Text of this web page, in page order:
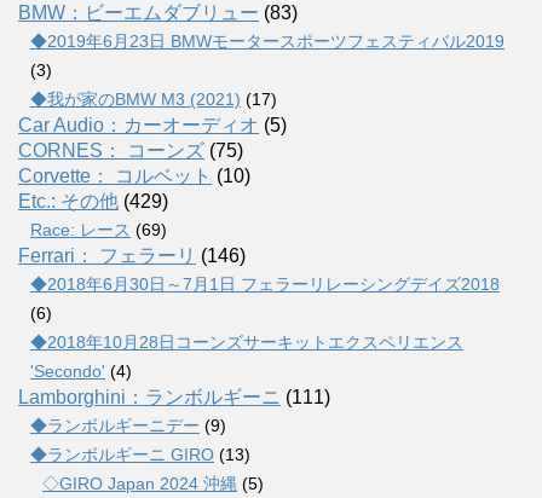
BMW：ビーエムダブリュー (83)
◆2019年6月23日 BMWモータースポーツフェスティバル2019
(3)
◆我が家のBMW M3 (2021) (17)
Car Audio：カーオーディオ (5)
CORNES： コーンズ (75)
Corvette： コルベット (10)
Etc.: その他 (429)
Race: レース (69)
Ferrari： フェラーリ (146)
◆2018年6月30日～7月1日 フェラーリレーシングデイズ2018
(6)
◆2018年10月28日コーンズサーキットエクスペリエンス
'Secondo' (4)
Lamborghini：ランボルギーニ (111)
◆ランボルギーニデー (9)
◆ランボルギーニ GIRO (13)
◇GIRO Japan 2024 沖縄 (5)